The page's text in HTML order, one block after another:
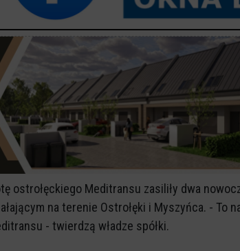
ostrołęckiego Meditransu zasiliły dwa
na terenie Ostrołęki i Myszyńca. - To
- twierdzą władze spółki.